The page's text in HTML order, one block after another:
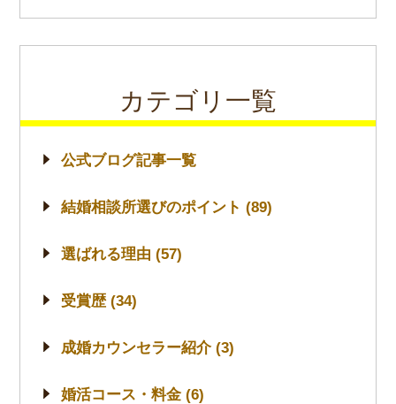
カテゴリ一覧
公式ブログ記事一覧
結婚相談所選びのポイント (89)
選ばれる理由 (57)
受賞歴 (34)
成婚カウンセラー紹介 (3)
婚活コース・料金 (6)